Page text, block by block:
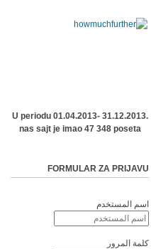
U periodu 01.04.2013- 31.12.2013.
nas sajt je imao 47 348 poseta
FORMULAR ZA PRIJAVU
اسم المستخدم
كلمة المرور